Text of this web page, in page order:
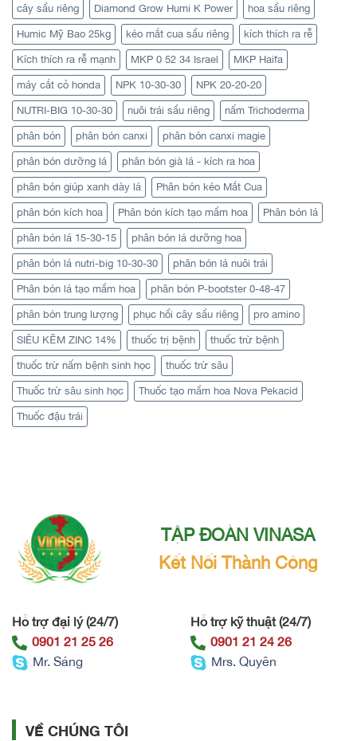
cây sầu riêng Diamond Grow Humi K Power hoa sầu riêng
Humic Mỹ Bao 25kg kéo mắt cua sầu riêng kích thích ra rễ
Kích thích ra rễ mạnh MKP 0 52 34 Israel MKP Haifa
máy cắt cỏ honda NPK 10-30-30 NPK 20-20-20
NUTRI-BIG 10-30-30 nuôi trái sầu riêng nấm Trichoderma
phân bón phân bón canxi phân bón canxi magie
phân bón dưỡng lá phân bón già lá - kích ra hoa
phân bón giúp xanh dày lá Phân bón kéo Mắt Cua
phân bón kích hoa Phân bón kích tạo mầm hoa Phân bón lá
phân bón lá 15-30-15 phân bón lá dưỡng hoa
phân bón lá nutri-big 10-30-30 phân bón lá nuôi trái
Phân bón lá tạo mầm hoa phân bón P-bootster 0-48-47
phân bón trung lượng phục hồi cây sầu riêng pro amino
SIÊU KẼM ZINC 14% thuốc trị bệnh thuốc trừ bệnh
thuốc trừ nấm bệnh sinh học thuốc trừ sâu
Thuốc trừ sâu sinh học Thuốc tạo mầm hoa Nova Pekacid
Thuốc đậu trái
TẬP ĐOÀN VINASA
Kết Nối Thành Công
Hỗ trợ đại lý (24/7)
0901 21 25 26
Mr. Sáng
Hỗ trợ kỹ thuật (24/7)
0901 21 24 26
Mrs. Quyên
VỀ CHÚNG TÔI